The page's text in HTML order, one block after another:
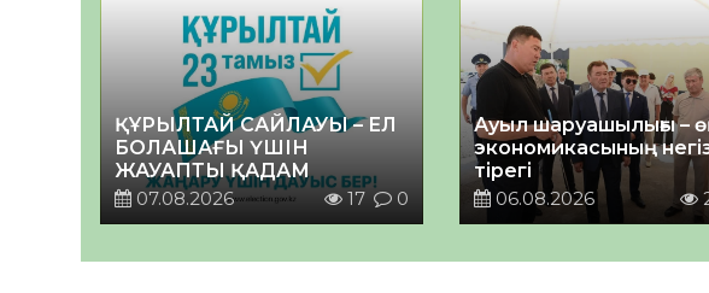
ҚҰРЫЛТАЙ САЙЛАУЫ – ЕЛ
БОЛАШАҒЫ ҮШІН
ЖАУАПТЫ ҚАДАМ
07.08.2026
17 0
Ауыл шаруашылығы –
экономикасының
тірегі
06.08.2026